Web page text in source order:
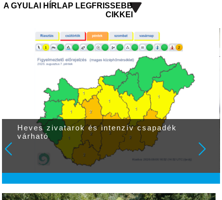
A GYULAI HÍRLAP LEGFRISSEBB
CIKKEI
Heves zivatarok és intenzív csapadék
várható